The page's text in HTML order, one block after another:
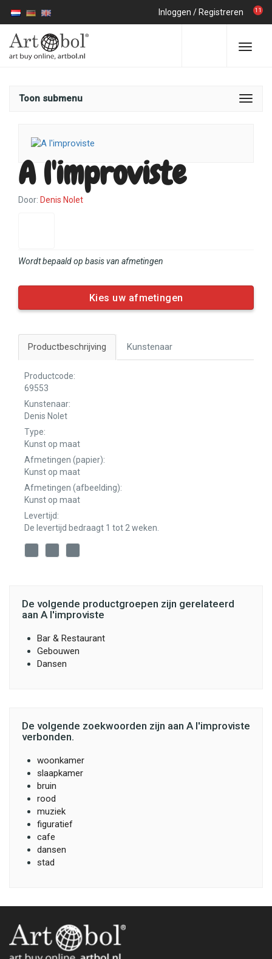
Inloggen / Registreren 11
Toon submenu
A l'improviste
Door: Denis Nolet
Wordt bepaald op basis van afmetingen
Kies uw afmetingen
Productbeschrijving Kunstenaar
Productcode:
69553
Kunstenaar:
Denis Nolet
Type:
Kunst op maat
Afmetingen (papier):
Kunst op maat
Afmetingen (afbeelding):
Kunst op maat
Levertijd:
De levertijd bedraagt 1 tot 2 weken.
De volgende productgroepen zijn gerelateerd
aan A l'improviste
Bar & Restaurant
Gebouwen
Dansen
De volgende zoekwoorden zijn aan A l'improviste
verbonden.
woonkamer
slaapkamer
bruin
rood
muziek
figuratief
cafe
dansen
stad